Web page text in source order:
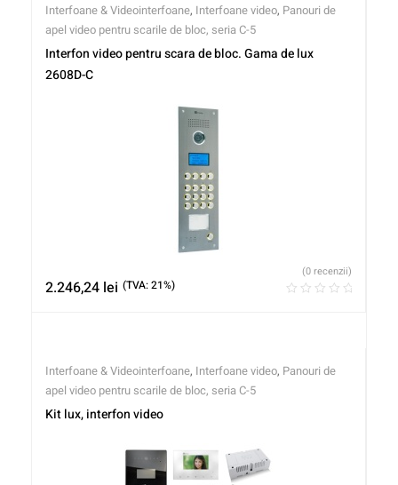
Interfoane & Videointerfoane, Interfoane video, Panouri de
apel video pentru scarile de bloc, seria C-5
Interfon video pentru scara de bloc. Gama de lux
2608D-C
2.246,24 lei (TVA: 21%)
(0 recenzii)
Interfoane & Videointerfoane, Interfoane video, Panouri de
apel video pentru scarile de bloc, seria C-5
Kit lux, interfon video